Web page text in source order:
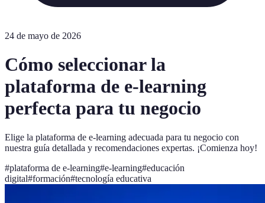
24 de mayo de 2026
Cómo seleccionar la
plataforma de e-learning
perfecta para tu negocio
Elige la plataforma de e-learning adecuada para tu negocio con
nuestra guía detallada y recomendaciones expertas. ¡Comienza hoy!
#plataforma de e-learning#e-learning#educación
digital#formación#tecnología educativa